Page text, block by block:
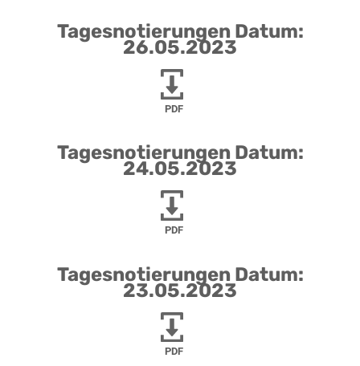
Tagesnotierungen Datum:
26.05.2023
PDF
Tagesnotierungen Datum:
24.05.2023
PDF
Tagesnotierungen Datum:
23.05.2023
PDF